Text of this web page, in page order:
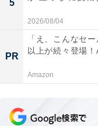
5
2026/08/04
PR
「え、こんなセ
以上が続々登場
Amazon